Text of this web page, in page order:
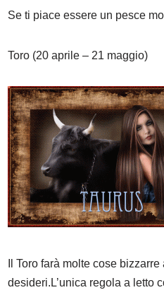
Se ti piace essere un pesce
Toro (20 aprile – 21 maggio)
Il Toro farà molte cose
desideri.L’unica regola a letto